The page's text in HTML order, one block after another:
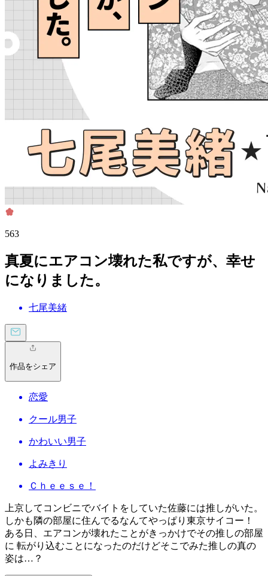
563
真夏にエアコン壊れた私ですが、幸せ
になりました。
七尾美緒
作品をシェア
恋愛
クール男子
かわいい男子
よみきり
Ｃｈｅｅｓｅ！
上京してコンビニでバイトをしていた佐藤には推しがいた。
しかも隣の部屋に住んでるなんてやっぱり東京サイコー！
ある日、エアコンが壊れたことがきっかけでその推しの部屋
に 転がり込むことになったのだけどそこでみた推しの真の
姿は…？